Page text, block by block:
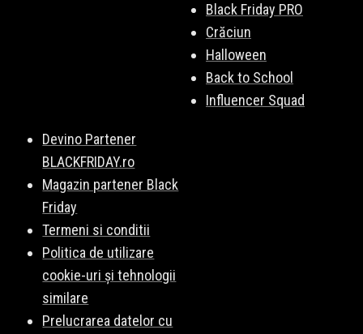
Black Friday PRO
Crăciun
Halloween
Back to School
Influencer Squad
Devino Partener
BLACKFRIDAY.ro
Magazin partener Black
Friday
Termeni si conditii
Politica de utilizare
cookie-uri și tehnologii
similare
Prelucrarea datelor cu